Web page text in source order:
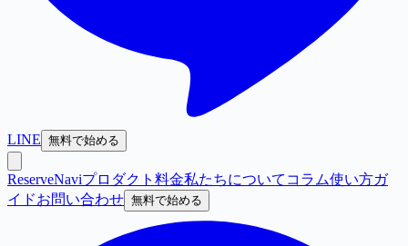
LINE 無料で始める
ReserveNaviプロダクト 料金私たちについて コラム使い方ガ
イドお問い合わせ 無料で始める